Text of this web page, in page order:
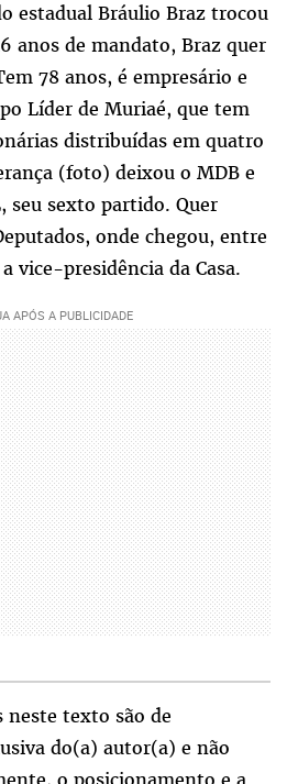
estadual Bráulio Braz trocou
anos de mandato, Braz quer
78 anos, é empresário e
Líder de Muriaé, que tem
distribuídas em quatro
(foto) deixou o MDB e
seu sexto partido. Quer
onde chegou, entre
vice-presidência da Casa.
neste texto são de
do(a) autor(a) e não